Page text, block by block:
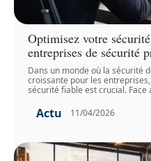
Optimisez votre
entreprises de sécurité
Dans un monde où la sécurité
croissante pour les
sécurité fiable est crucial. Face
Actu 11/04/2026